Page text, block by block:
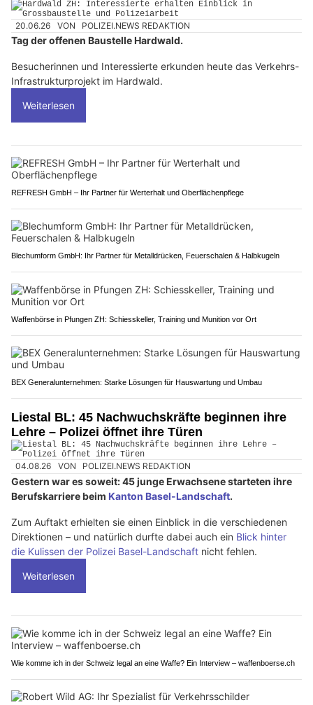
20.06.26 VON POLIZEI.NEWS REDAKTION
Tag der offenen Baustelle Hardwald.
Besucherinnen und Interessierte erkunden heute das Verkehrs-
Infrastrukturprojekt im Hardwald.
Weiterlesen
REFRESH GmbH – Ihr Partner für Werterhalt und Oberflächenpflege
Blechumform GmbH: Ihr Partner für Metalldrücken, Feuerschalen & Halbkugeln
Waffenbörse in Pfungen ZH: Schiesskeller, Training und Munition vor Ort
BEX Generalunternehmen: Starke Lösungen für Hauswartung und Umbau
Liestal BL: 45 Nachwuchskräfte beginnen ihre
Lehre – Polizei öffnet ihre Türen
04.08.26 VON POLIZEI.NEWS REDAKTION
Gestern war es soweit: 45 junge Erwachsene starteten ihre
Berufskarriere beim Kanton Basel-Landschaft.
Zum Auftakt erhielten sie einen Einblick in die verschiedenen
Direktionen – und natürlich durfte dabei auch ein Blick hinter
die Kulissen der Polizei Basel-Landschaft nicht fehlen.
Weiterlesen
Wie komme ich in der Schweiz legal an eine Waffe? Ein Interview – waffenboerse.ch